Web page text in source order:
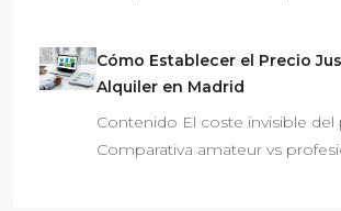
Cómo Establecer el Precio
Alquiler en Madrid
Contenido El coste invisible
Comparativa amateur vs